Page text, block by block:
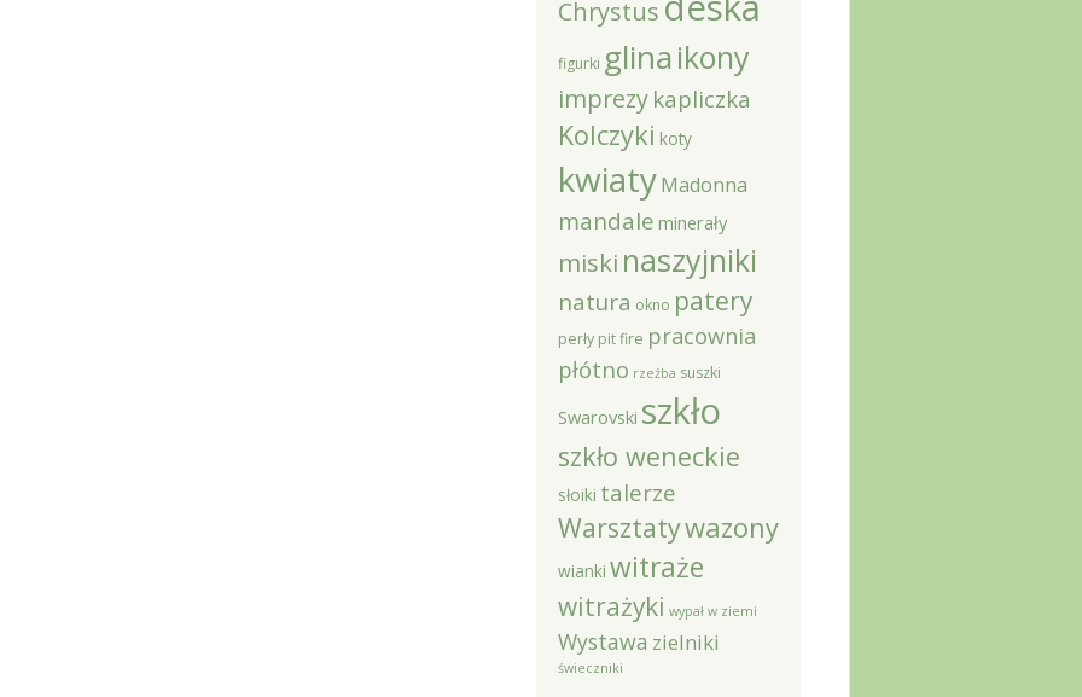
Chrystus
figurki glinaikony
imprezy kapliczka
Kolczyki koty
kwiaty Madonna
mandale minerały
miski naszyjniki
natura okno patery
perły pit fire pracownia
płótno rzeźba suszki
Swarovski szkło
szkło weneckie
słoiki talerze
Warsztatywazony
wianki witraże
witrażyki wypał w ziemi
Wystawa zielniki
świeczniki